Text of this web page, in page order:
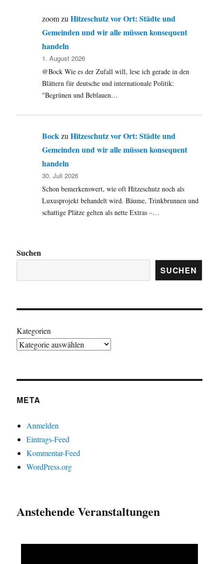
zoomzuHitzeschutz vor Ort: Städte und
Gemeinden und wir alle müssen konsequent
handeln
1. August 2026
@Bock Wie es der Zufall will, lese ich gerade in den
Blättern für deutsche und internationale Politik:
"Begrünen und Beblauen…
BockzuHitzeschutz vor Ort: Städte und
Gemeinden und wir alle müssen konsequent
handeln
30. Juli 2026
Schon bemerkenswert, wie oft Hitzeschutz noch als
Luxusprojekt behandelt wird. Bäume, Trinkbrunnen und
schattige Plätze gelten als nette Extras –…
Suchen
SUCHEN
Kategorien
META
Anmelden
Eintrags-Feed
Kommentar-Feed
WordPress.org
Anstehende Veranstaltungen